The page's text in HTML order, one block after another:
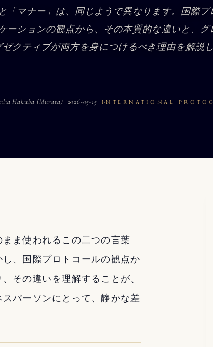
「マナー」は、同じようで異なります。国際プ
ーションの観点から、その本質的な違いと、グ
クティブが両方を身につけるべき理由を解説し
Hakuba (Murata) 2026-05-15 INTERNATIONAL
ま使われるこの二つの言葉
、国際プロトコールの観点か
その違いを理解することが、
パーソンにとって、静かな差